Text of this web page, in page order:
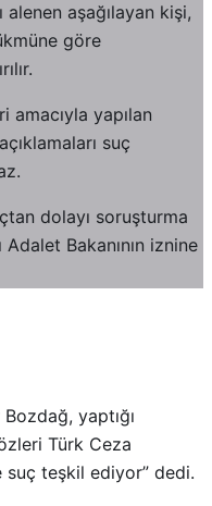
alenen aşağılayan kişi,
göre
amacıyla yapılan
suç
dolayı soruşturma
Adalet Bakanının iznine
yaptığı
Türk Ceza
suç teşkil ediyor” dedi.